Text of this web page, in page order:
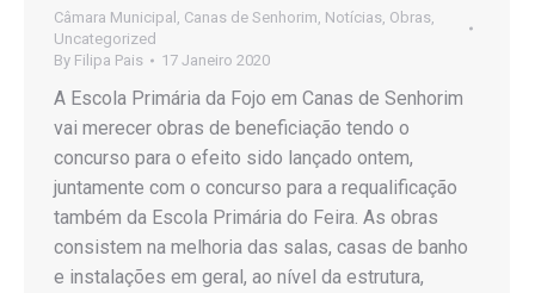
Câmara Municipal Canas de Senhorim Notícias Obras
Uncategorized
By Filipa Pais 17 Janeiro 2020
A Escola Primária da Fojo em Canas de Senhorim
vai merecer obras de beneficiação tendo o
concurso para o efeito sido lançado ontem,
juntamente com o concurso para a requalificação
também da Escola Primária do Feira. As obras
consistem na melhoria das salas, casas de banho
e instalações em geral, ao nível da estrutura,